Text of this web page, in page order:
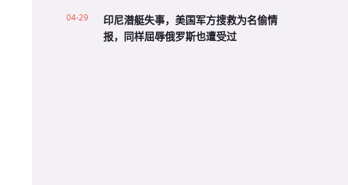
04-29
印尼潜艇失事，美国军方搜救为名偷情
报，同样屈辱俄罗斯也遭受过